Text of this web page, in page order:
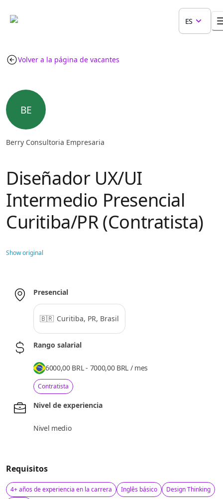
ES
Volver a la página de vacantes
BE
Berry Consultoria Empresaria
Diseñador UX/UI
Intermedio Presencial
Curitiba/PR (Contratista)
Show original
Presencial
🇧🇷 Curitiba, PR, Brasil
Rango salarial
6000,00 BRL - 7000,00 BRL / mes
Contratista
Nivel de experiencia
Nivel medio
Requisitos
4+ años de experiencia en la carrera Inglês básico
Design Thinking